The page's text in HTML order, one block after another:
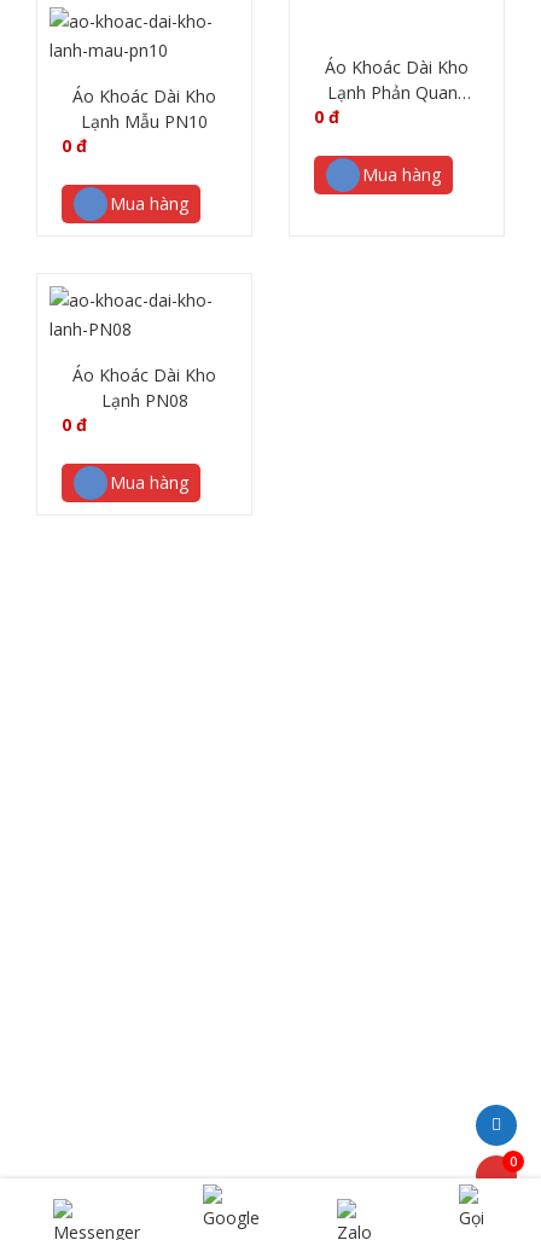
Áo Khoác Dài Kho
Lạnh Mẫu PN10
0 đ
Mua hàng
Áo Khoác Dài Kho
Lạnh Phản Quang
0 đ
Mua hàng
Áo Khoác Dài Kho
Lạnh PN08
0 đ
Mua hàng
0